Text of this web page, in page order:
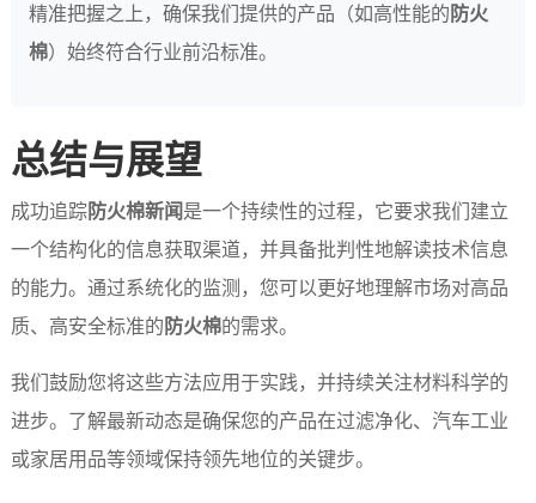
精准把握之上，确保我们提供的产品（如高性能的 防火
棉）始终符合行业前沿标准。
总结与展望
成功追踪防火棉新闻是一个持续性的过程，它要求我们建立
一个结构化的信息获取渠道，并具备批判性地解读技术信息
的能力。通过系统化的监测，您可以更好地理解市场对高品
质、高安全标准的 防火棉的需求。
我们鼓励您将这些方法应用于实践，并持续关注材料科学的
进步。了解最新动态是确保您的产品在过滤净化、汽车工业
或家居用品等领域保持领先地位的关键步。